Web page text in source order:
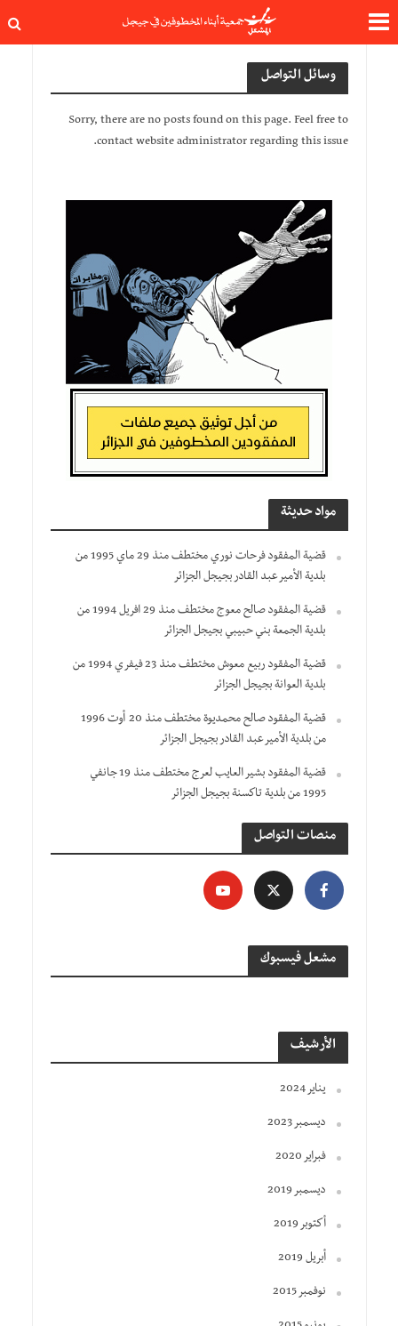
وسائل التواصل
Sorry, there are no posts found on this page. Feel free to
contact website administrator regarding this issue.
مواد حديثة
قضية المفقود فرحات نوري مختطف منذ 29 ماي 1995 من
بلدية الأمير عبد القادر بجيجل الجزائر
قضية المفقود صالح معوج مختطف منذ 29 افريل 1994 من
بلدية الجمعة بني حبيبي بجيجل الجزائر
قضية المفقود ربيع معوش مختطف منذ 23 فيفري 1994 من
بلدية العوانة بجيجل الجزائر
قضية المفقود صالح محمديوة مختطف منذ 20 أوت 1996
من بلدية الأمير عبد القادر بجيجل الجزائر
قضية المفقود بشير العايب لعرج مختطف منذ 19 جانفي
1995 من بلدية تاكسنة بجيجل الجزائر
منصات التواصل
مشعل فيسبوك
الأرشيف
يناير 2024
ديسمبر 2023
فبراير 2020
ديسمبر 2019
أكتوبر 2019
أبريل 2019
نوفمبر 2015